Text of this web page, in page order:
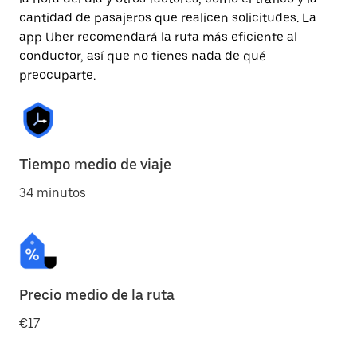
cantidad de pasajeros que realicen solicitudes. La
app Uber recomendará la ruta más eficiente al
conductor, así que no tienes nada de qué
preocuparte.
Tiempo medio de viaje
34 minutos
Precio medio de la ruta
€17